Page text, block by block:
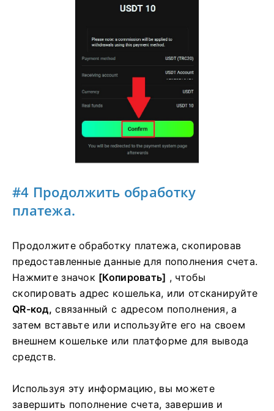
#4 Продолжить обработку
платежа.
Продолжите обработку платежа, скопировав
предоставленные данные для пополнения счета.
Нажмите значок [Копировать] , чтобы
скопировать адрес кошелька, или отсканируйте
QR-код, связанный с адресом пополнения, а
затем вставьте или используйте его на своем
внешнем кошельке или платформе для вывода
средств.
Используя эту информацию, вы можете
завершить пополнение счета, завершив и